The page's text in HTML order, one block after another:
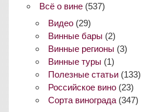
Всё о вине(537)
Видео(29)
Винные бары (2)
Винные регионы (3)
Винные туры (1)
Полезные статьи(133)
Российское вино(23)
Сорта винограда(347)